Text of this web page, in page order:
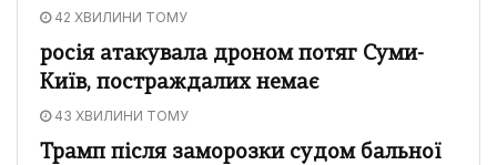
42 ХВИЛИНИ ТОМУ
росія атакувала дроном потяг Суми-
Київ, постраждалих немає
43 ХВИЛИНИ ТОМУ
Трамп після заморозки судом бальної